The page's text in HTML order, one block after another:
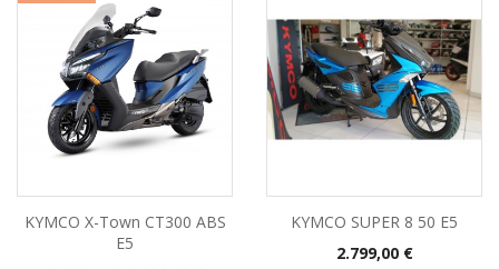
KYMCO X-Town CT300 ABS
E5
KYMCO SUPER 8 50 E5
Cijena
2.799,00 €